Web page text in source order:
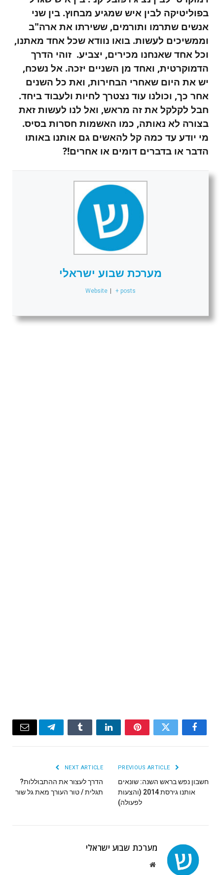
בפוליטיקה לבין איש שמגיע מבחוץ. בין שני
אנשים שתרמו ותורמים, ששירתו את ארה"ב
וממשיכים לעשות. בואו נוודא שכל אחד מאתנו,
וכל אחד שאנחנו מכירים, יצביע. זוהי הדרך
הדמוקרטית, ואחד מן השניים יזכה. אל נשכח,
יש את היום שאחרי הבחירות, ואת כל השנים
אחר כך, וכולנו עוד נצטרך לחיות ולעבוד ביחד.
חבל לקלקל את זה מראש, ואל לנו לעשות זאת
בצורה לא נאותה, כמו האשמות חסרות בסיס.
מי יודע עד כמה קל להאשים גם אותנו באותו
הדבר או בדברים דומים או אחרים!?
מערכת שבוע ישראלי
Website | + posts
Facebook
Twitter
Pinterest
LinkedIn
Tumblr
Telegram
Email
חשבון נפש בראש השנה: שונאים
אותנו גירסת 2014 (והצעות
לפעולה)
NEXT ARTICLE
הדרך לעצור את ההתבוללות?
תגלית / טור העורך מאת גל שור
מערכת שבוע ישראלי
Website